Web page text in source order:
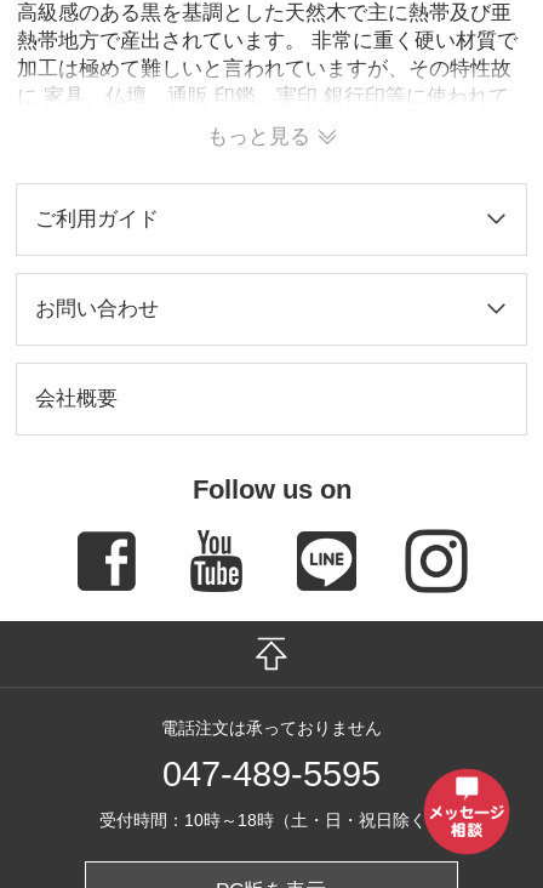
高級感のある黒を基調とした天然木で主に熱帯及び亜
熱帯地方で産出されています。 非常に重く硬い材質で
加工は極めて難しいと言われていますが、その特性故
に 家具、仏壇、通販 印鑑、実印 銀行印等に使われて
おり、古くから高級品として扱われてきました。 耐久
性が非常に高いだけではなく、捺印性も大変良く印材
としても優れています。 重厚感のあるシックな雰囲気
から大人の方に人気があるようです。
もっと見る
ご利用ガイド
お問い合わせ
会社概要
Follow us on
電話注文は承っておりません
047-489-5595
受付時間：10時～18時（土・日・祝日除く）